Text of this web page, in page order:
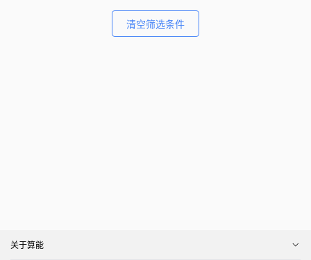
清空筛选条件
关于算能